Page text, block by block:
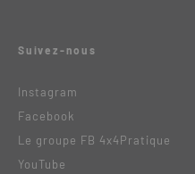
Suivez-nous
Instagram
Facebook
Le groupe FB 4x4Pratique
YouTube